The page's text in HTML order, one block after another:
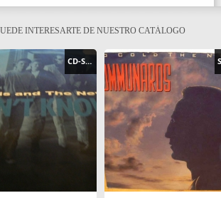
INTERESARTE DE NUESTRO CATÁLOGO
CD-SINGLE